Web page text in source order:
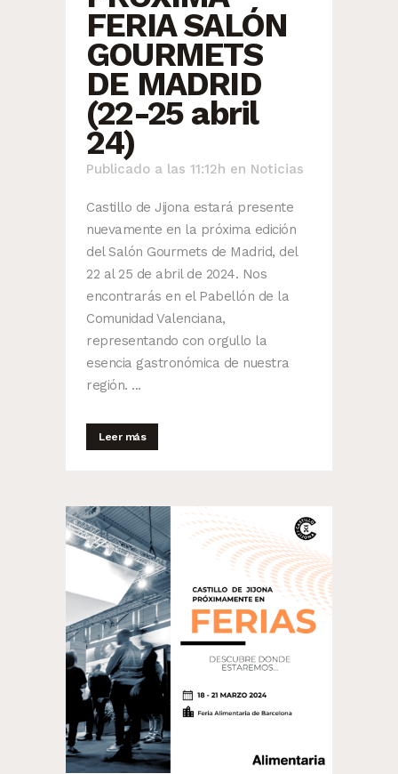
FERIA SALÓN
GOURMETS
DE MADRID
(22-25 abril
24)
Publicado a las 11:12h en Noticias
Castillo de Jijona estará presente
nuevamente en la próxima edición
del Salón Gourmets de Madrid, del
22 al 25 de abril de 2024. Nos
encontrarás en el Pabellón de la
Comunidad Valenciana,
representando con orgullo la
esencia gastronómica de nuestra
región. ...
Leer más